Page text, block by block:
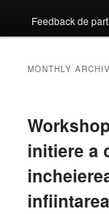
Feedback de
MONTHLY
initiere a